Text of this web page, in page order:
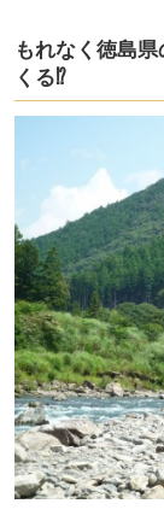
もれなく徳島
くる⁉︎